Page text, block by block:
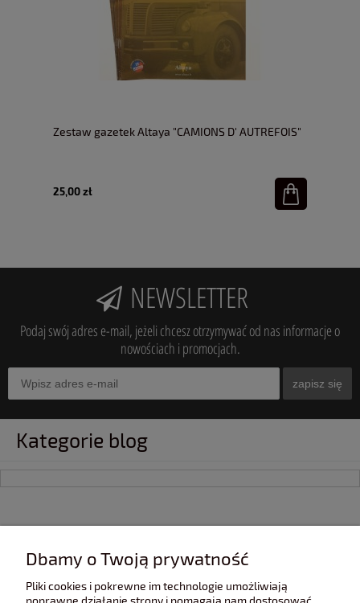
Zestaw gazetek Altaya "CAMIONS D' AUTREFOIS"
25,00 zł
NEWSLETTER
Podaj swój adres e-mail, jeżeli chcesz otrzymywać od nas informacje o
nowościach i promocjach.
zapisz się
Kategorie blog
POMOC
Dbamy o Twoją prywatność
Pliki cookies i pokrewne im technologie umożliwiają
poprawne działanie strony i pomagają nam dostosować